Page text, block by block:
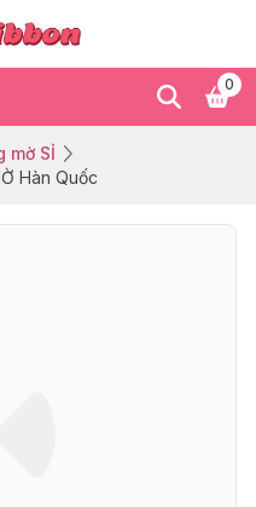
0
mờ SỈ
Hàn Quốc